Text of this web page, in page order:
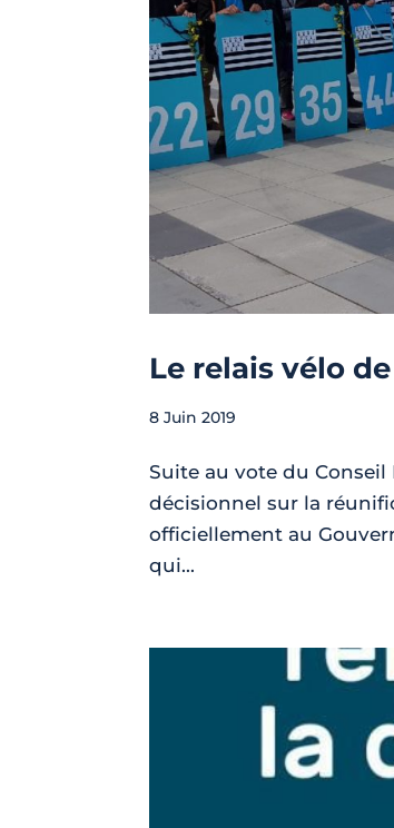
Le relais vélo
8 Juin 2019
Suite au vote du
décisionnel sur la
officiellement au
qui...